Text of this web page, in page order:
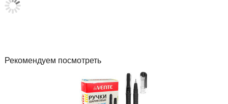
Рекомендуем посмотреть